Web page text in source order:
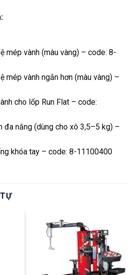
mép vành (màu vàng) – code: 8-
mép vành ngắn hơn (màu vàng) –
cho lốp Run Flat – code:
đa năng (dùng cho xô 3,5–5 kg) –
khóa tay – code: 8-11100400